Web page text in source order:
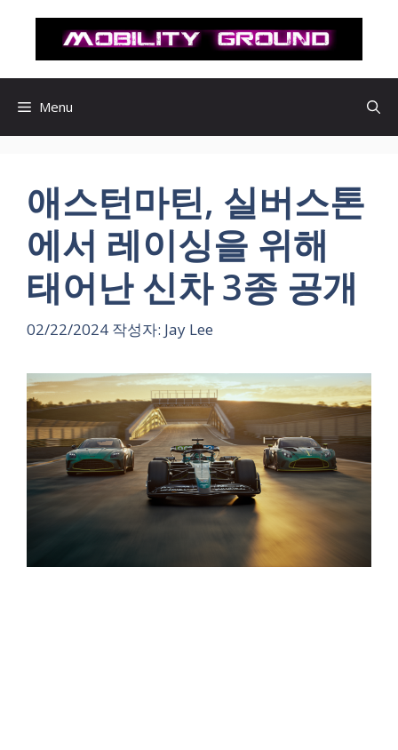
로
Menu
애스턴마틴, 실버스톤
에서 레이싱을 위해
태어난 신차 3종 공개
02/22/2024 작성자: Jay Lee